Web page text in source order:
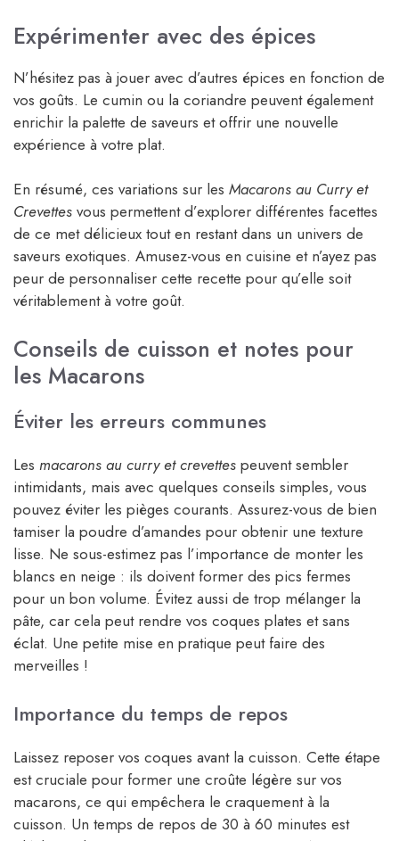
Expérimenter avec des épices
N’hésitez pas à jouer avec d’autres épices en fonction de
vos goûts. Le cumin ou la coriandre peuvent également
enrichir la palette de saveurs et offrir une nouvelle
expérience à votre plat.
En résumé, ces variations sur les Macarons au Curry et
Crevettes vous permettent d’explorer différentes facettes
de ce met délicieux tout en restant dans un univers de
saveurs exotiques. Amusez-vous en cuisine et n’ayez pas
peur de personnaliser cette recette pour qu’elle soit
véritablement à votre goût.
Conseils de cuisson et notes pour
les Macarons
Éviter les erreurs communes
Les macarons au curry et crevettes peuvent sembler
intimidants, mais avec quelques conseils simples, vous
pouvez éviter les pièges courants. Assurez-vous de bien
tamiser la poudre d’amandes pour obtenir une texture
lisse. Ne sous-estimez pas l’importance de monter les
blancs en neige : ils doivent former des pics fermes
pour un bon volume. Évitez aussi de trop mélanger la
pâte, car cela peut rendre vos coques plates et sans
éclat. Une petite mise en pratique peut faire des
merveilles !
Importance du temps de repos
Laissez reposer vos coques avant la cuisson. Cette étape
est cruciale pour former une croûte légère sur vos
macarons, ce qui empêchera le craquement à la
cuisson. Un temps de repos de 30 à 60 minutes est